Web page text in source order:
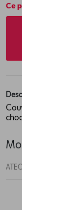
Ce produit n'est
Description
Couverture de
chocs arrière pour
Modèle(s)
ATECA 2018